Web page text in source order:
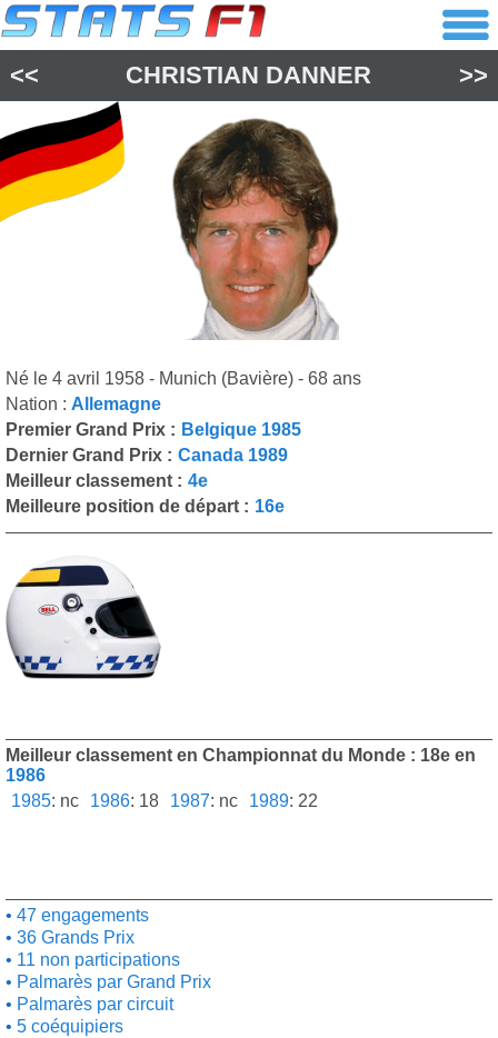
<< CHRISTIAN DANNER >>
Né le 4 avril 1958 - Munich (Bavière) - 68 ans
Nation : Allemagne
Premier Grand Prix : Belgique 1985
Dernier Grand Prix : Canada 1989
Meilleur classement : 4e
Meilleure position de départ : 16e
Meilleur classement en Championnat du Monde : 18e en
1986
1985: nc 1986: 18 1987: nc 1989: 22
47 engagements
36 Grands Prix
11 non participations
Palmarès par Grand Prix
Palmarès par circuit
5 coéquipiers